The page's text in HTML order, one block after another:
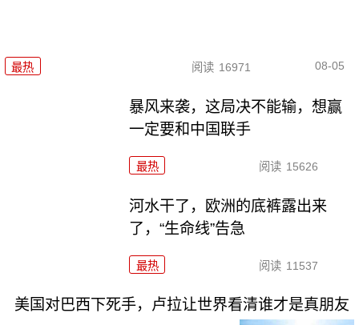
最热 阅读 16971 08-05
暴风来袭，这局决不能输，想赢
一定要和中国联手
最热 阅读 15626
河水干了，欧洲的底裤露出来
了，“生命线”告急
最热 阅读 11537
美国对巴西下死手，卢拉让世界看清谁才是真朋友